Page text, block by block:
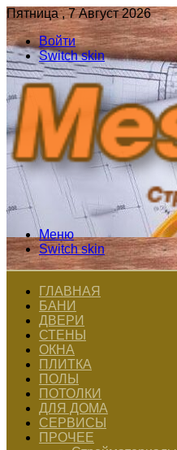
Пятница , 7 Август 2026
Войти
Switch skin
Меню
Switch skin
ГЛАВНАЯ
БАНИ
ДВЕРИ
СТЕНЫ
ОКНА
ПЛИТКА
ПОЛЫ
ПОТОЛКИ
ДЛЯ ДОМА
СЕРВИСЫ
ПРОЧЕЕ